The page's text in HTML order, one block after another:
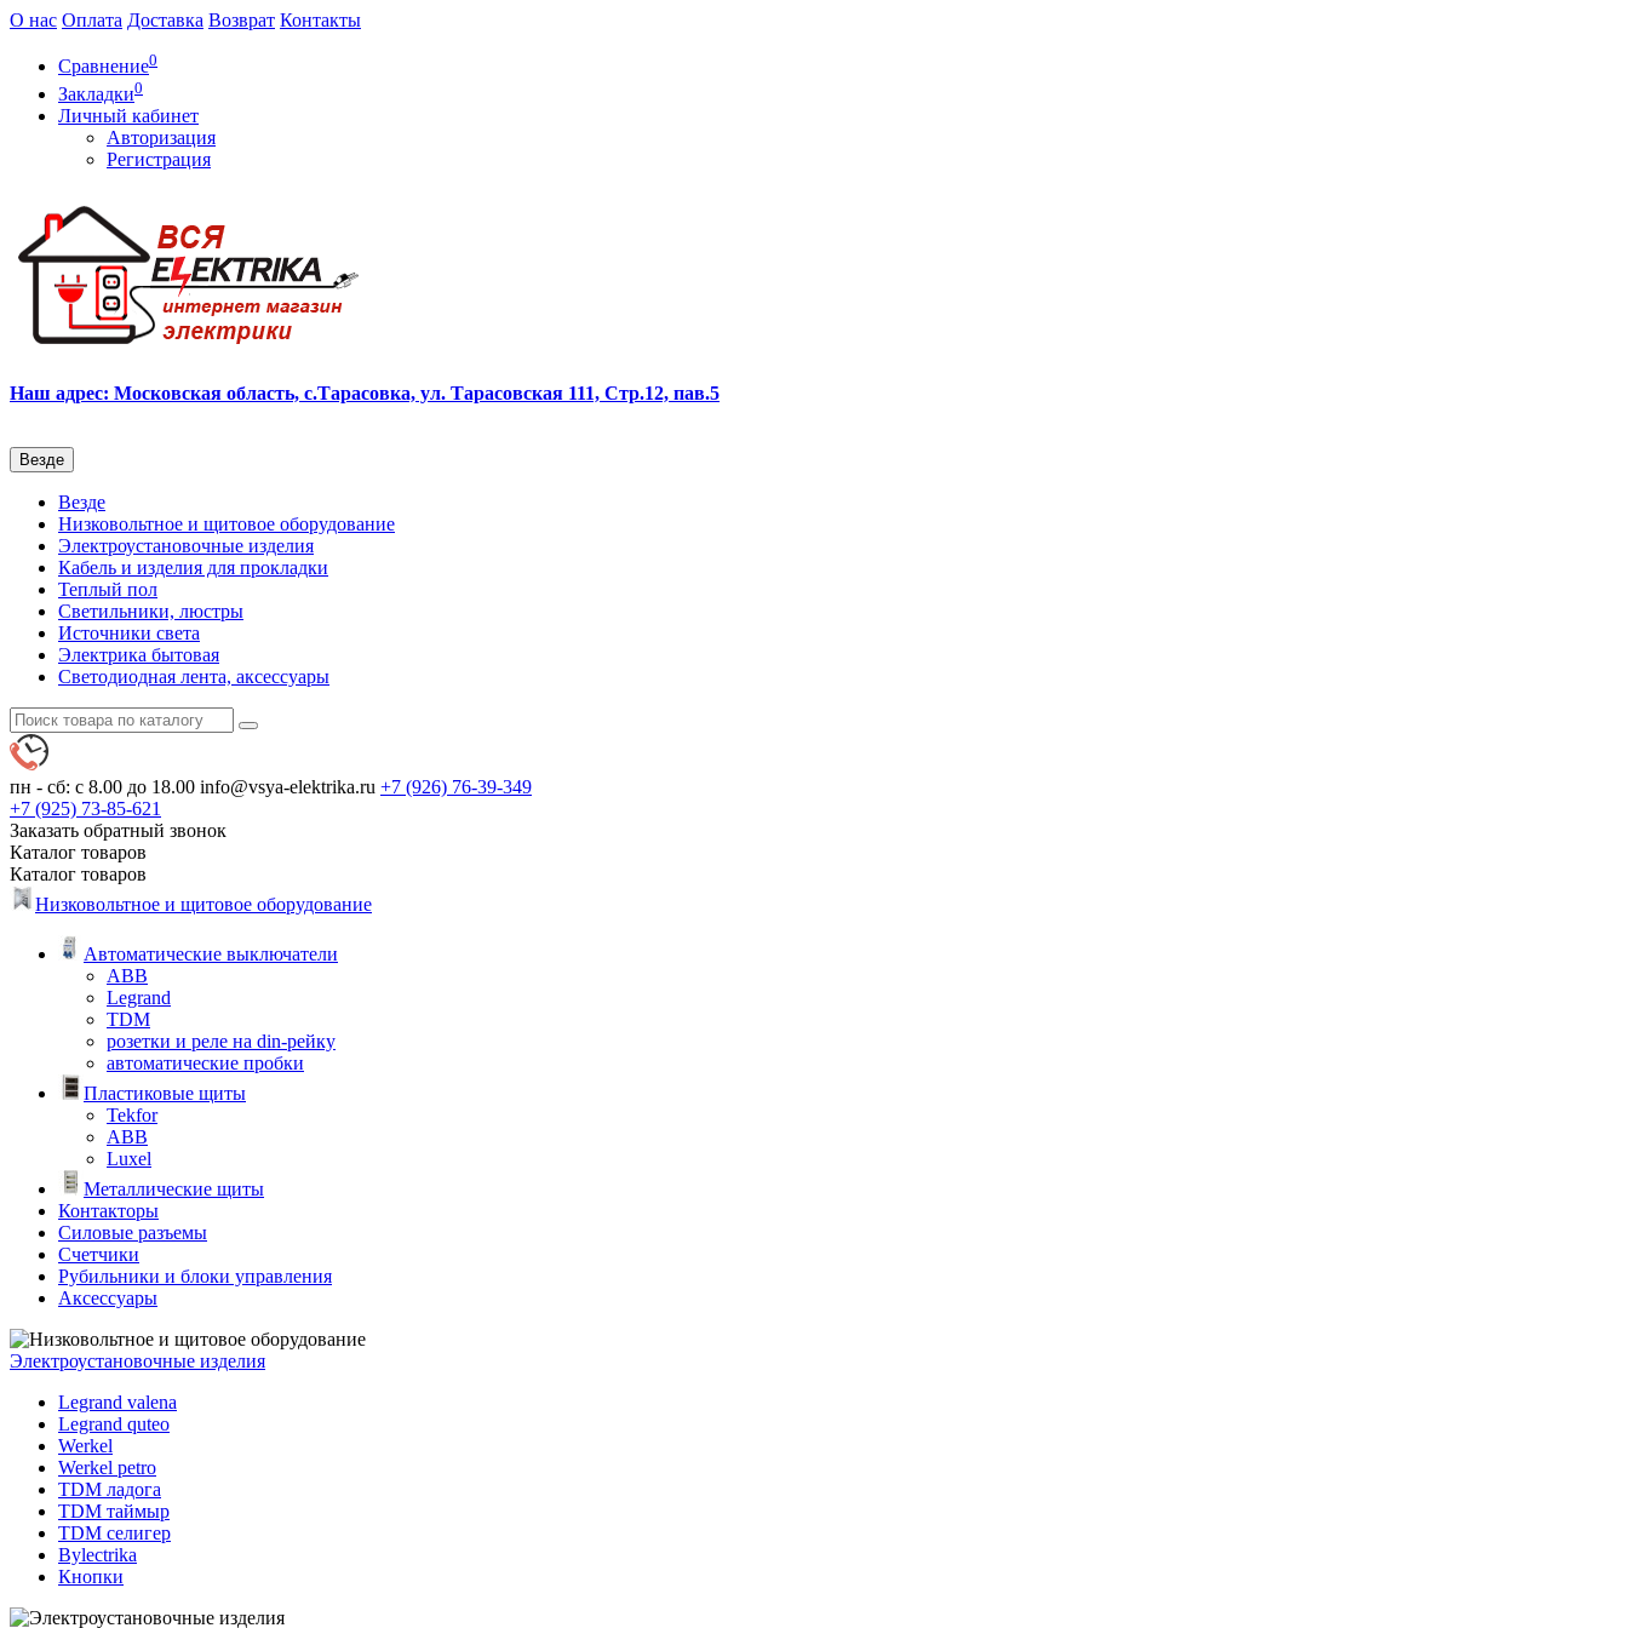
О нас Оплата Доставка Возврат Контакты
Сравнение0
Закладки0
Личный кабинет
Авторизация
Регистрация
Наш адрес: Московская область, с.Тарасовка, ул. Тарасовская 111, Стр.12, пав.5
Везде
Везде
Низковольтное и щитовое оборудование
Электроустановочные изделия
Кабель и изделия для прокладки
Теплый пол
Светильники, люстры
Источники света
Электрика бытовая
Светодиодная лента, аксессуары
пн - сб: с 8.00 до 18.00 info@vsya-elektrika.ru +7 (926) 76-39-349
+7 (925) 73-85-621
Заказать обратный звонок
Каталог товаров
Каталог товаров
Низковольтное и щитовое оборудование
Автоматические выключатели
ABB
Legrand
TDM
розетки и реле на din-рейку
автоматические пробки
Пластиковые щиты
Tekfor
ABB
Luxel
Металлические щиты
Контакторы
Силовые разъемы
Счетчики
Рубильники и блоки управления
Аксессуары
Электроустановочные изделия
Legrand valena
Legrand quteo
Werkel
Werkel petro
TDM ладога
TDM таймыр
TDM селигер
Bylectrika
Кнопки